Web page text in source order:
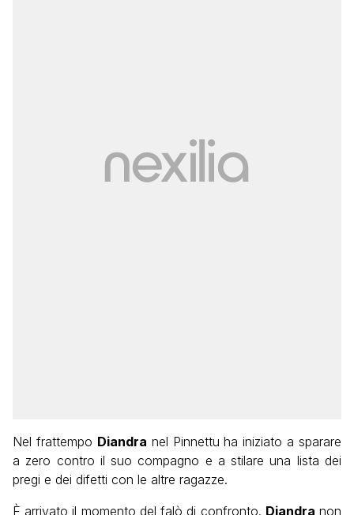
Nel frattempo Diandra nel Pinnettu ha iniziato a sparare
a zero contro il suo compagno e a stilare una lista dei
pregi e dei difetti con le altre ragazze.
È arrivato il momento del falò di confronto. Diandra non